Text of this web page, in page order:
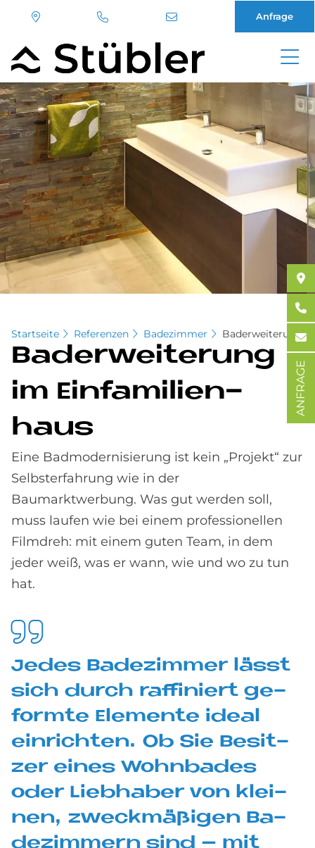
Direkt
zum
Inhalt
Anfrage
Startseite Referenzen Badezimmer Baderweiterung
Ba­der­wei­te­rung
im Ein­fa­mi­li­en­
haus
Eine Badmodernisierung ist kein „Projekt“ zur
Selbsterfahrung wie in der
Baumarktwerbung. Was gut werden soll,
muss laufen wie bei einem professionellen
Filmdreh: mit einem guten Team, in dem
jeder weiß, was er wann, wie und wo zu tun
hat.
Je­des Ba­de­zim­mer lässt
sich durch raf­fi­niert ge­
form­te Ele­men­te ide­al
ein­rich­ten. Ob Sie Be­sit­
zer eines Wohn­ba­des
oder Lieb­ha­ber von klei­
nen, zweck­mä­ßi­gen Ba­
de­zim­mern sind – mit
ANFRAGE